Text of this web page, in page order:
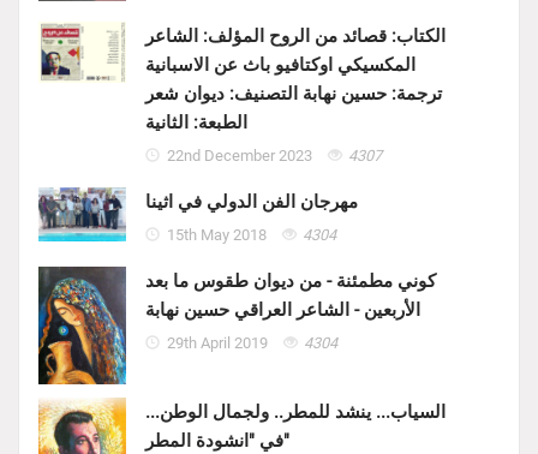
الكتاب: قصائد من الروح المؤلف: الشاعر
المكسيكي اوكتافيو باث عن الاسبانية
ترجمة: حسين نهابة التصنيف: ديوان شعر
الطبعة: الثانية
22nd December 2023 4307
مهرجان الفن الدولي في اثينا
15th May 2018 4304
كوني مطمئنة - من ديوان طقوس ما بعد
الأربعين - الشاعر العراقي حسين نهابة
29th April 2019 4304
السياب... ينشد للمطر.. ولجمال الوطن...
في "انشودة المطر"